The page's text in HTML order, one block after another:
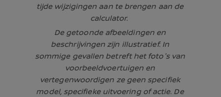
tijde wijzigingen aan te brengen aan de
calculator.
De getoonde afbeeldingen en
beschrijvingen zijn illustratief. In
sommige gevallen betreft het foto's van
voorbeeldvoertuigen en
vertegenwoordigen ze geen specifiek
model, specifieke uitvoering of actie. De